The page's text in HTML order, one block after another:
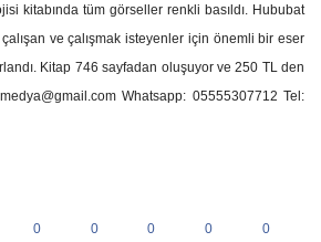
kitabında tüm görseller renkli basıldı. Hububat
ve çalışmak isteyenler için önemli bir eser
Kitap 746 sayfadan oluşuyor ve 250 TL den
Whatsapp: 05555307712 Tel: